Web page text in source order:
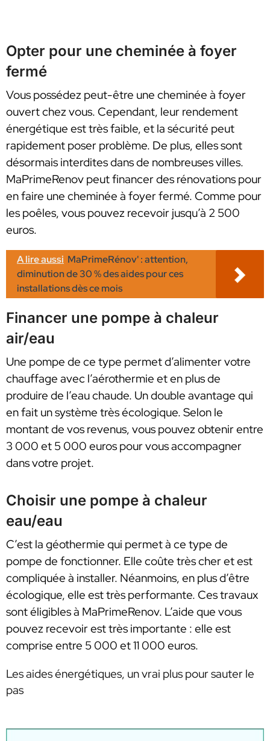
Opter pour une cheminée à foyer
fermé
Vous possédez peut-être une cheminée à foyer
ouvert chez vous. Cependant, leur rendement
énergétique est très faible, et la sécurité peut
rapidement poser problème. De plus, elles sont
désormais interdites dans de nombreuses villes.
MaPrimeRenov peut financer des rénovations pour
en faire une cheminée à foyer fermé. Comme pour
les poêles, vous pouvez recevoir jusqu’à 2 500
euros.
A lire aussi MaPrimeRénov' : attention,
diminution de 30 % des aides pour ces
installations dès ce mois
Financer une pompe à chaleur
air/eau
Une pompe de ce type permet d’alimenter votre
chauffage avec l’aérothermie et en plus de
produire de l’eau chaude. Un double avantage qui
en fait un système très écologique. Selon le
montant de vos revenus, vous pouvez obtenir entre
3 000 et 5 000 euros pour vous accompagner
dans votre projet.
Choisir une pompe à chaleur
eau/eau
C’est la géothermie qui permet à ce type de
pompe de fonctionner. Elle coûte très cher et est
compliquée à installer. Néanmoins, en plus d’être
écologique, elle est très performante. Ces travaux
sont éligibles à MaPrimeRenov. L’aide que vous
pouvez recevoir est très importante : elle est
comprise entre 5 000 et 11 000 euros.
Les aides énergétiques, un vrai plus pour sauter le
pas